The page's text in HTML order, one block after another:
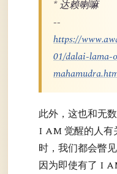
* 达赖喇嘛
--
https://
01/dalai-lama-
此外，这也和无
I AM 觉醒的人有
时，我们都会瞥
因为即使有了 I